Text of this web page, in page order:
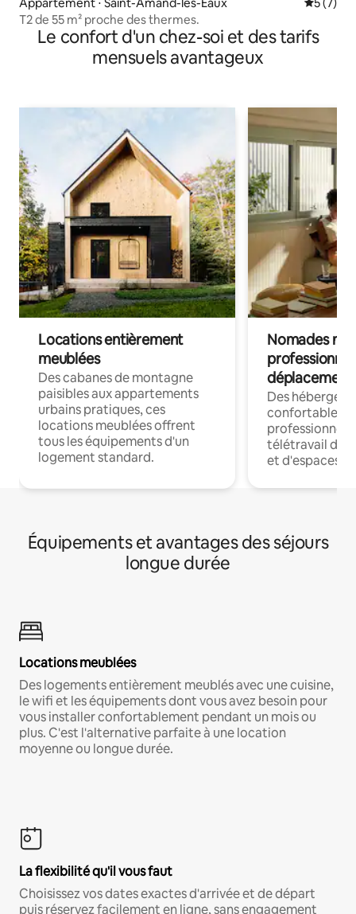
T2 de 55 m² proche des thermes.
Le confort d'un chez-soi et des tarifs
mensuels avantageux
Locations entièrement
meublées
Des cabanes de montagne
paisibles aux appartements
urbains pratiques, ces
locations meublées offrent
tous les équipements d'un
logement standard.
Nomades
déplacement
Des
confortables
professionnels
télétravail
et d'espaces
Équipements et avantages des séjours
longue durée
Locations meublées
Des logements entièrement meublés avec une cuisine,
le wifi et les équipements dont vous avez besoin pour
vous installer confortablement pendant un mois ou
plus. C'est l'alternative parfaite à une location
moyenne ou longue durée.
La flexibilité qu'il vous faut
Choisissez vos dates exactes d'arrivée et de départ
puis réservez facilement en ligne, sans engagement